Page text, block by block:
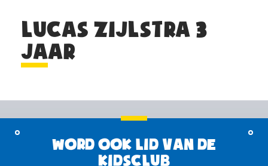
LUCAS ZIJLSTRA 3
JAAR
Word ook lid van de
KidsClub